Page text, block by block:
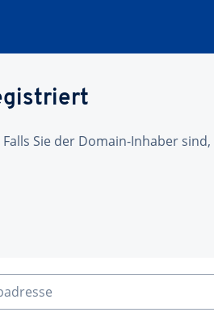
Sie der Domain-Inhaber